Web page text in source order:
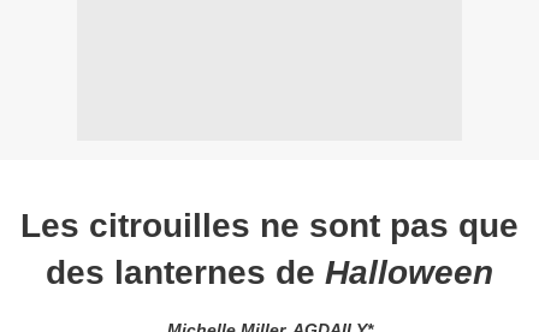
Les citrouilles ne sont pas que
des lanternes de Halloween